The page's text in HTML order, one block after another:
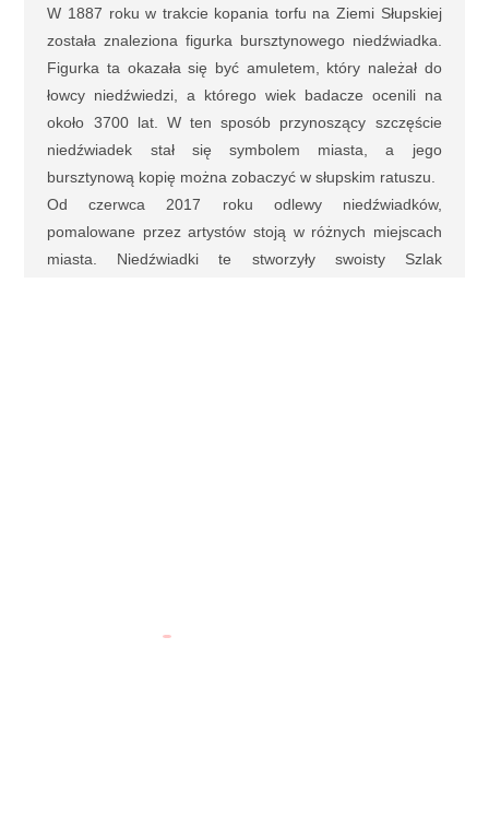
W 1887 roku w trakcie kopania torfu na Ziemi Słupskiej
została znaleziona figurka bursztynowego niedźwiadka.
Figurka ta okazała się być amuletem, który należał do
łowcy niedźwiedzi, a którego wiek badacze ocenili na
około 3700 lat. W ten sposób przynoszący szczęście
niedźwiadek stał się symbolem miasta, a jego
bursztynową kopię można zobaczyć w słupskim ratuszu.
Od czerwca 2017 roku odlewy niedźwiadków,
pomalowane przez artystów stoją w różnych miejscach
miasta. Niedźwiadki te stworzyły swoisty Szlak